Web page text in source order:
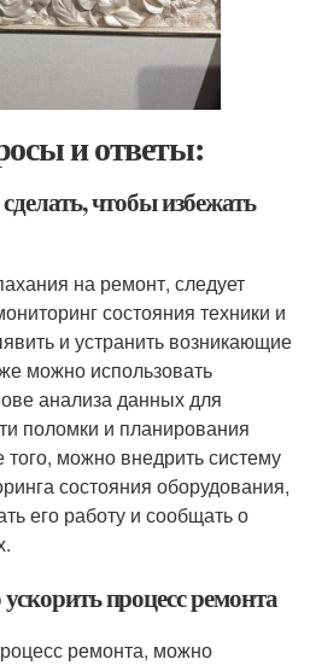
и ответы:
чтобы избежать
на ремонт, следует
состояния техники и
и устранить возникающие
можно использовать
анализа данных для
поломки и планирования
можно внедрить систему
состояния оборудования,
его работу и сообщать о
процесс ремонта
ремонта, можно